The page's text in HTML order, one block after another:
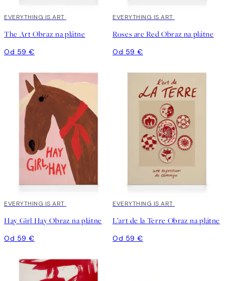
EVERYTHING IS ART
The Art Obraz na plátne
Od 59 €
EVERYTHING IS ART
Roses are Red Obraz na plátne
Od 59 €
EVERYTHING IS ART
Hay Girl Hay Obraz na plátne
Od 59 €
EVERYTHING IS ART
L’art de la Terre Obraz na plátne
Od 59 €